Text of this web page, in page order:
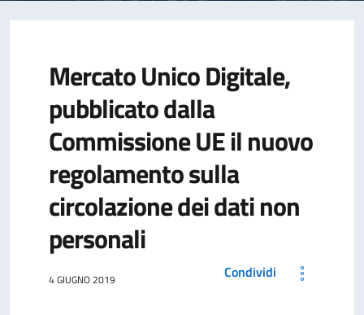
Mercato Unico Digitale,
pubblicato dalla
Commissione UE il nuovo
regolamento sulla
circolazione dei dati non
personali
4 GIUGNO 2019 Condividi